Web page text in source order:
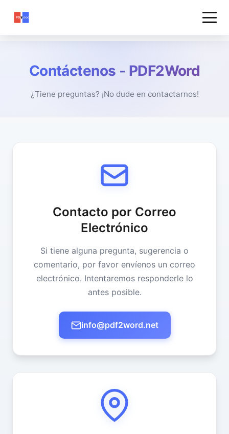
Contáctenos - PDF2Word
¿Tiene preguntas? ¡No dude en contactarnos!
Contacto por Correo
Electrónico
Si tiene alguna pregunta, sugerencia o
comentario, por favor envíenos un correo
electrónico. Intentaremos responderle lo
antes posible.
info@pdf2word.net